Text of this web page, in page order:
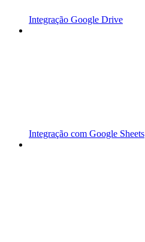
Integração Google Drive
Integração com Google Sheets